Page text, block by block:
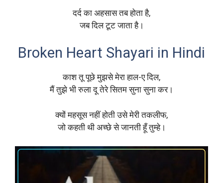
दर्द का अहसास तब होता है,
जब दिल टूट जाता है।
Broken Heart Shayari in Hindi
काश तू पूछे मुझसे मेरा हाल-ए दिल,
मैं तुझे भी रुला दू तेरे सितम सुना सुना कर।
क्यों महसूस नहीं होती उसे मेरी तकलीफ,
जो कहती थी अच्छे से जानती हूँ तुम्हे।